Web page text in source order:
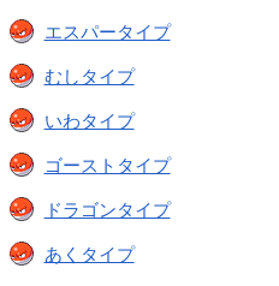
エスパータイプ
むしタイプ
いわタイプ
ゴーストタイプ
ドラゴンタイプ
あくタイプ